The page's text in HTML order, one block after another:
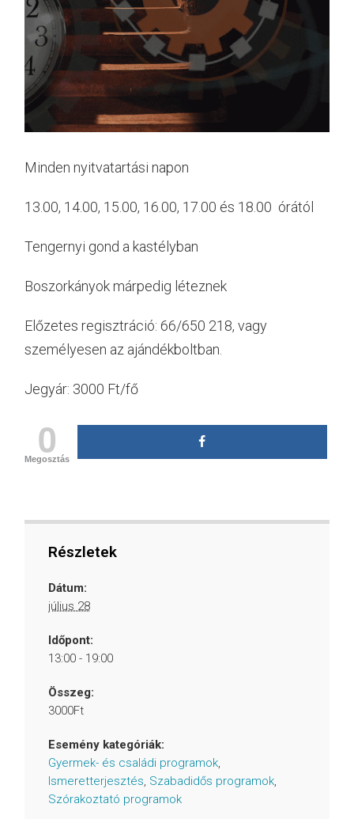
Minden nyitvatartási napon
13.00, 14.00, 15.00, 16.00, 17.00 és 18.00 órától
Tengernyi gond a kastélyban
Boszorkányok márpedig léteznek
Előzetes regisztráció: 66/650 218, vagy
személyesen az ajándékboltban.
Jegyár: 3000 Ft/fő
0
Megosztás
Részletek
Dátum:
július 28
Időpont:
13:00 - 19:00
Összeg:
3000Ft
Esemény kategóriák:
Gyermek- és családi programok,
Ismeretterjesztés, Szabadidős programok,
Szórakoztató programok